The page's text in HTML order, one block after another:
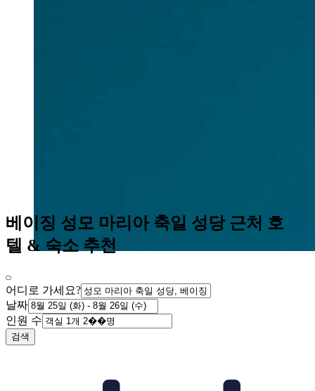
베이징 성모 마리아 축일 성당 근처 호
텔 & 숙소 추천
어디로 가세요?
날짜
인원 수
검색